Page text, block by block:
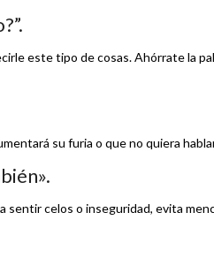
este tipo de cosas. Ahórrate la
su furia o que no quiera
sentir celos o inseguridad, evita